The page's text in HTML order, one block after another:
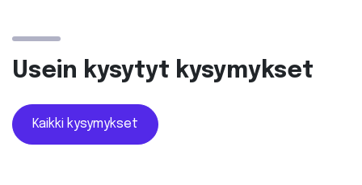
Usein kysytyt kysymykset
Kaikki kysymykset